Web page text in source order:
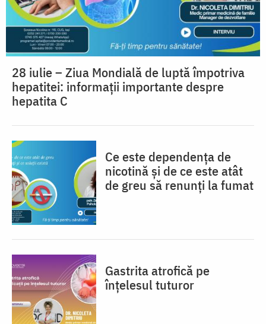
28 iulie – Ziua Mondială de luptă împotriva
hepatitei: informații importante despre
hepatita C
Ce este dependența de
nicotină și de ce este atât
de greu să renunți la fumat
Gastrita atrofică pe
înțelesul tuturor